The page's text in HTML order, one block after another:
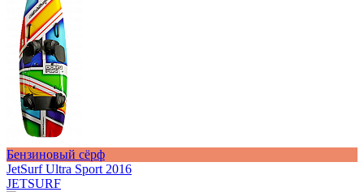
Бензиновый сёрф
JetSurf Ultra Sport 2016
JETSURF